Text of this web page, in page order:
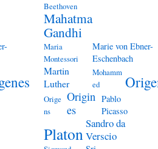
Beethoven
Mahatma
Gandhi
Maria
Montessori
Marie von Ebner-
Eschenbach
Martin
Luther
Mohamm
ed
Orige
ns
Origin
es
Pablo
Picasso
Platon
Sandro da
Verscio